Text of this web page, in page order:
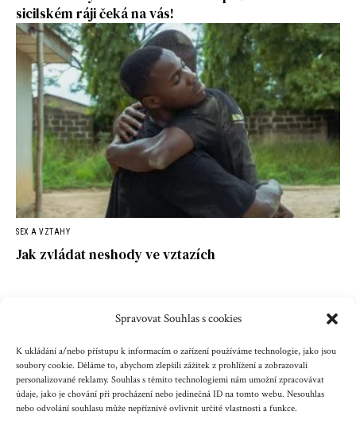
Spravovat Souhlas s cookies
K ukládání a/nebo přístupu k informacím o zařízení používáme technologie, jako jsou
soubory cookie. Děláme to, abychom zlepšili zážitek z prohlížení a zobrazovali
personalizované reklamy. Souhlas s těmito technologiemi nám umožní zpracovávat
údaje, jako je chování při procházení nebo jedinečná ID na tomto webu. Nesouhlas
nebo odvolání souhlasu může nepříznivě ovlivnit určité vlastnosti a funkce.
sicilském ráji čeká na vás!
SEX A VZTAHY
Jak zvládat neshody ve vztazích
Kontakt Reklama Cookies Ochrana údajů
Copyright © 2023 zenazenam.cz